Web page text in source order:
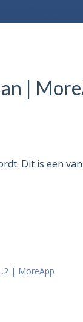
|
Dit is een
| MoreApp